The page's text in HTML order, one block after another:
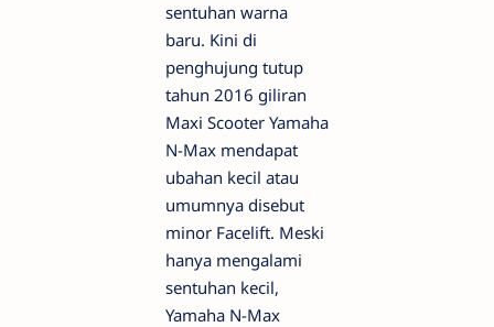
sentuhan warna
baru. Kini di
penghujung tutup
tahun 2016 giliran
Maxi Scooter Yamaha
N-Max mendapat
ubahan kecil atau
umumnya disebut
minor Facelift. Meski
hanya mengalami
sentuhan kecil,
Yamaha N-Max